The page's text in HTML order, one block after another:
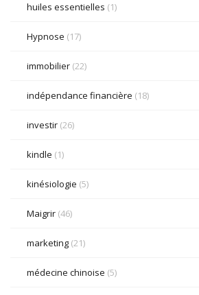
huiles essentielles (1)
Hypnose (17)
immobilier (22)
indépendance financière (18)
investir (26)
kindle (1)
kinésiologie (5)
Maigrir (46)
marketing (21)
médecine chinoise (5)